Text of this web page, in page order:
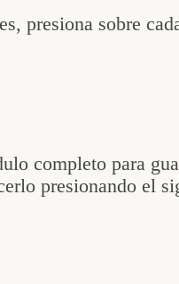
presiona sobre
completo para
presionando el